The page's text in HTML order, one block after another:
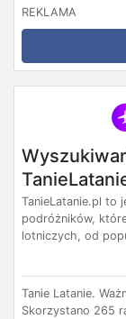
REKLAMA
TanieLatanie.pl to
podróżników,
lotniczych, od
Tanie Latanie.
Skorzystano 265